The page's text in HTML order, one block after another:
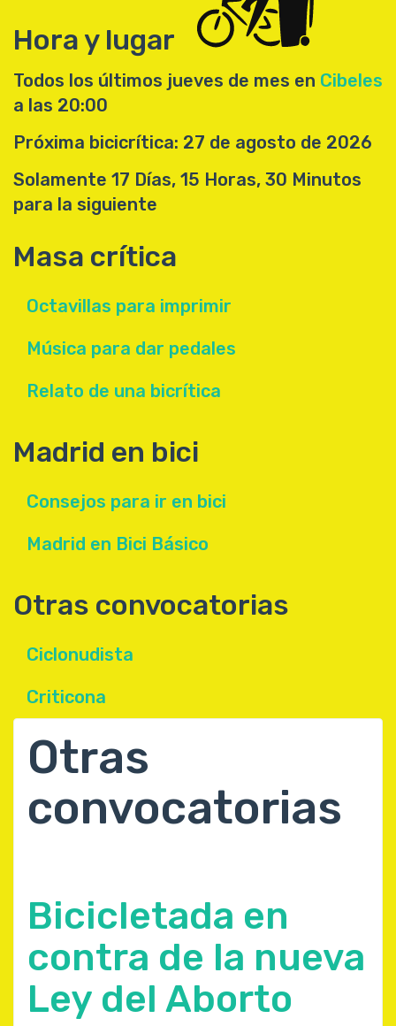
Hora y lugar
Todos los últimos jueves de mes en Cibeles
a las 20:00
Próxima bicicrítica: 27 de agosto de 2026
Solamente 17 Días, 15 Horas, 30 Minutos
para la siguiente
Masa crítica
Octavillas para imprimir
Música para dar pedales
Relato de una bicrítica
Madrid en bici
Consejos para ir en bici
Madrid en Bici Básico
Otras convocatorias
Ciclonudista
Criticona
Otras
convocatorias
Bicicletada en
contra de la nueva
Ley del Aborto